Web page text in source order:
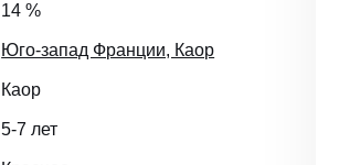
14 %
Юго-запад Франции, Каор
Каор
5-7 лет